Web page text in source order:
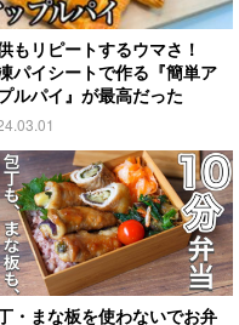
もリピートするウマさ！
パイシートで作る『簡単ア
ルパイ』が最高だった
・まな板を使わないでお弁